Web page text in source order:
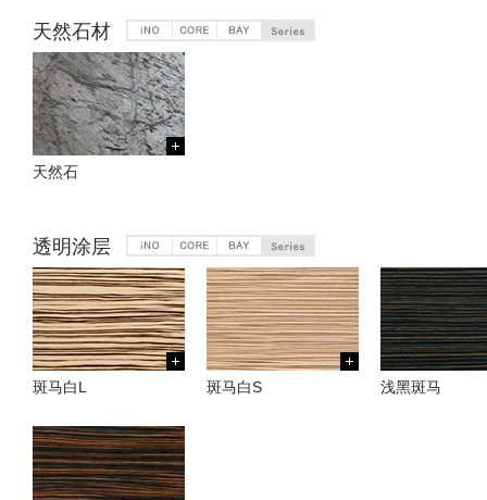
天然石材
天然石
透明涂层
斑马白L 斑马白S 浅黑斑马